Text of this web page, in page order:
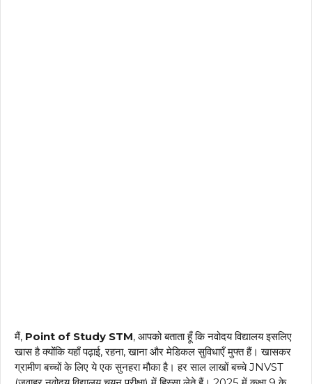
मैं, Point of Study STM, आपको बताता हूँ कि नवोदय विद्यालय इसलिए
खास है क्योंकि यहाँ पढ़ाई, रहना, खाना और मेडिकल सुविधाएँ मुफ्त हैं। खासकर
ग्रामीण बच्चों के लिए ये एक सुनहरा मौका है। हर साल लाखों बच्चे JNVST